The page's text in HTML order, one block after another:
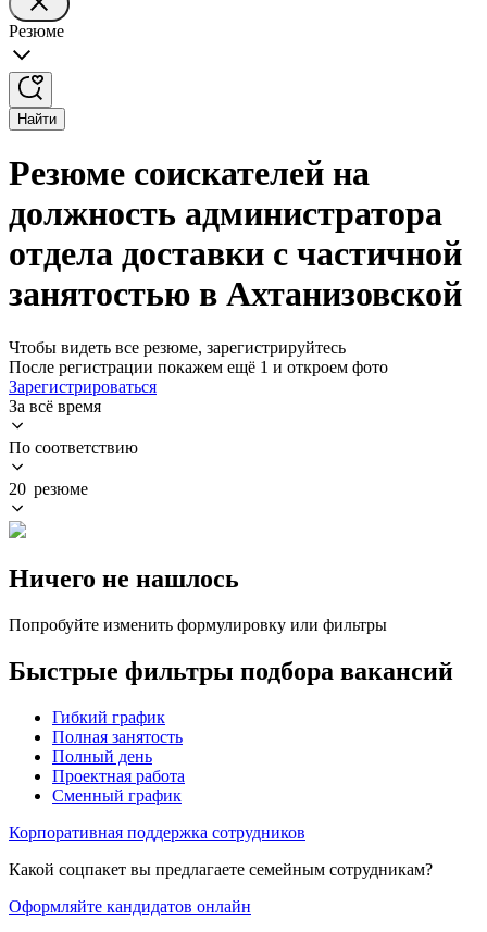
Резюме
Найти
Резюме соискателей на
должность администратора
отдела доставки с частичной
занятостью в Ахтанизовской
Чтобы видеть все резюме, зарегистрируйтесь
После регистрации покажем ещё 1 и откроем фото
Зарегистрироваться
За всё время
По соответствию
20 резюме
Ничего не нашлось
Попробуйте изменить формулировку или фильтры
Быстрые фильтры подбора вакансий
Гибкий график
Полная занятость
Полный день
Проектная работа
Сменный график
Корпоративная поддержка сотрудников
Какой соцпакет вы предлагаете семейным сотрудникам?
Оформляйте кандидатов онлайн